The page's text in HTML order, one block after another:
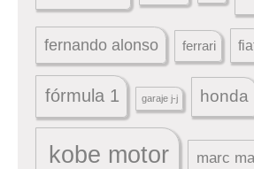
fernando alonso ferrari
fórmula 1 garaje j-j honda
kobe motor marc